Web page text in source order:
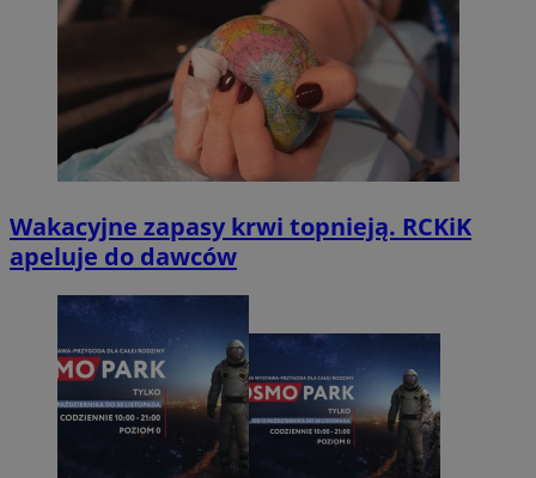
Wakacyjne zapasy krwi topnieją. RCKiK
apeluje do dawców